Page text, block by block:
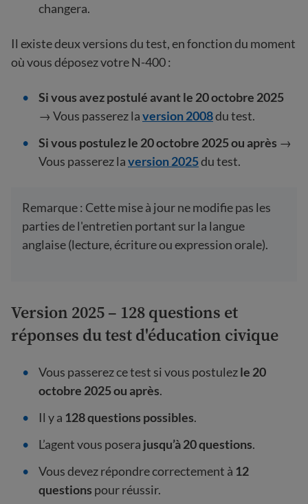
changera.
Il existe deux versions du test, en fonction du moment
où vous déposez votre N-400 :
Si vous avez postulé avant le 20 octobre 2025
→ Vous passerez laversion 2008du test.
Si vous postulez le 20 octobre 2025 ou après →
Vous passerez laversion 2025du test.
Remarque : Cette mise à jour ne modifie pas les
parties de l'entretien portant sur la langue
anglaise (lecture, écriture ou expression orale).
Version 2025 – 128 questions et
réponses du test d'éducation civique
Vous passerez ce test si vous postulezle 20
octobre 2025 ou après.
Il y a 128 questions possibles.
L’agent vous posera jusqu’à 20 questions.
Vous devez répondre correctement à 12
questions pour réussir.